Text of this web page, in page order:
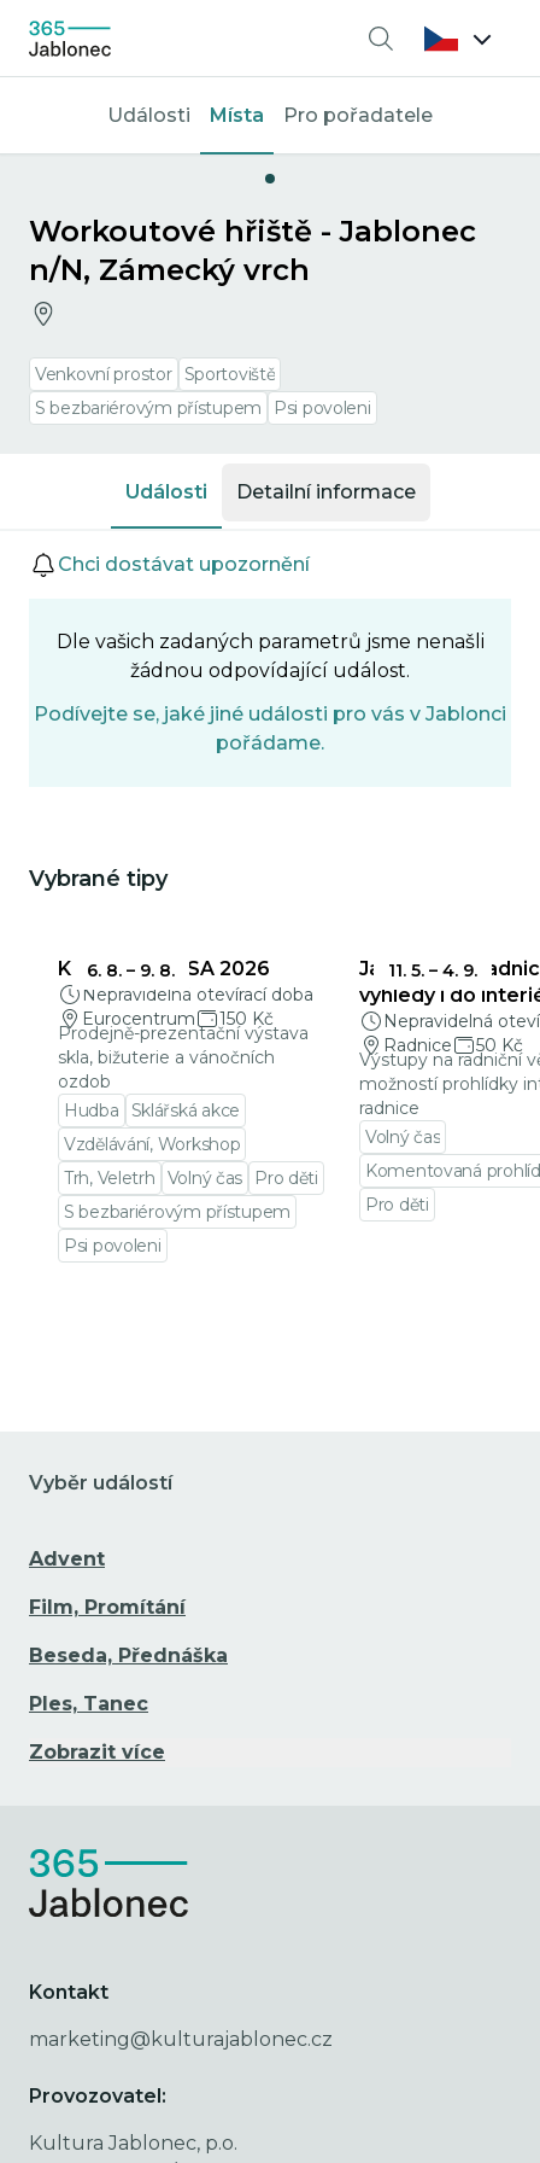
Vyhledávání
Události Místa Pro pořadatele
Workoutové hřiště - Jablonec
n/N, Zámecký vrch
Venkovní prostor Sportoviště
S bezbariérovým přístupem
Psi povoleni
Události Detailní informace
Události
Chci dostávat upozornění
Dle vašich zadaných parametrů jsme nenašli
žádnou odpovídající událost.
Podívejte se, jaké jiné události pro vás v Jablonci
pořádame.
Vybrané tipy
6. 8. – 9. 8.
KŘEHKÁ KRÁSA 2026
Nepravidelná otevírací doba
Eurocentrum
150 Kč
Prodejně-prezentační výstava
skla, bižuterie a vánočních
ozdob
Hudba
Sklářská akce
Vzdělávání, Workshop
Trh, Veletrh
Volný čas
Pro děti
S bezbariérovým přístupem
Psi povoleni
11. 5. – 4. 9.
Jablonecká
výhledy i do
Nepravidelná
Radnice
50 Kč
Výstupy na radniční
možností prohlídky
radnice
Volný čas
Komentovaná
Pro děti
Vyběr událostí
Advent
Film, Promítání
Beseda, Přednáška
Ples, Tanec
Zobrazit více
Kontakt
marketing@kulturajablonec.cz
Provozovatel:
Kultura Jablonec, p.o.